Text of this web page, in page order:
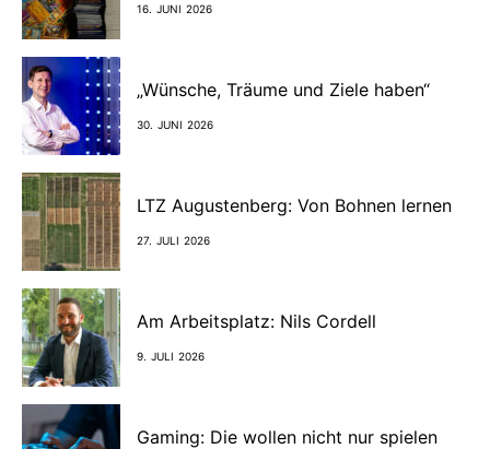
16. JUNI 2026
„Wünsche, Träume und Ziele haben“
30. JUNI 2026
LTZ Augustenberg: Von Bohnen lernen
27. JULI 2026
Am Arbeitsplatz: Nils Cordell
9. JULI 2026
Gaming: Die wollen nicht nur spielen